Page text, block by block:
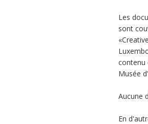
Les
sont
contenu
Musée
Aucune
En